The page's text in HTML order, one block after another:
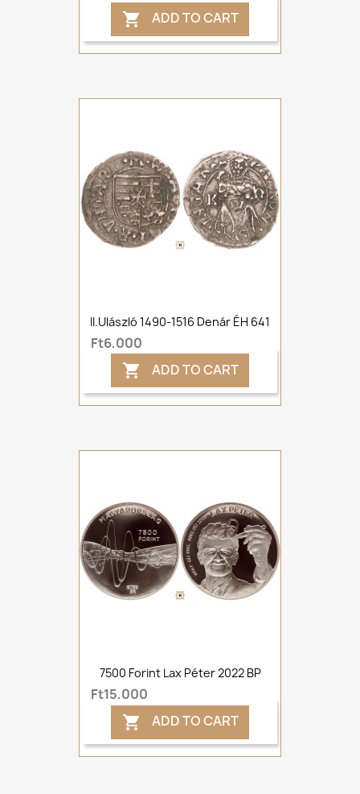
 ADD TO CART
II.Ulászló 1490-1516 Denár ÉH 641
Ft6,000
 ADD TO CART
7500 Forint Lax Péter 2022 BP
Ft15,000
 ADD TO CART